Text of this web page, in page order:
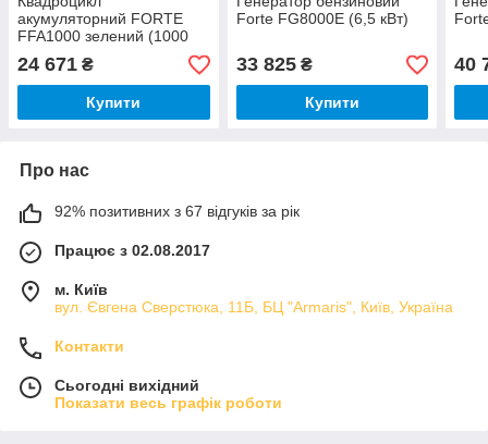
акумуляторний FORTE
FFA1000 зелений (1000
Вт)
24 671 ₴
Купити
Forte FG8000E (6,5 кВт)
33 825₴
Купити
40
Про нас
92% позитивних з 67 відгуків за рік
Працює з 02.08.2017
м. Київ
вул. Євгена Сверстюка, 11Б, БЦ "Armaris", Київ, Україна
Контакти
Сьогодні вихідний
Показати весь графік роботи